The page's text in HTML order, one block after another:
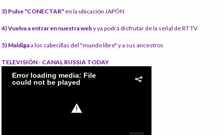
3) Pulse "CONECTAR" en la ubicación JAPÓN
4) Vuelva a entrar en nuestra weby ya podrá disfrutar de la señal de RT TV
5) Maldigaa los cabecillas del "mundo libre" y a sus ancestros
TELEVISIÓN - CANAL RUSSIA TODAY